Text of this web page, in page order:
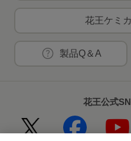
花王ケミ
製品Q＆A
花王公式